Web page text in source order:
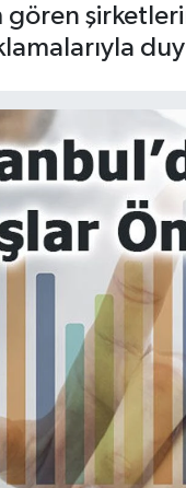
gören